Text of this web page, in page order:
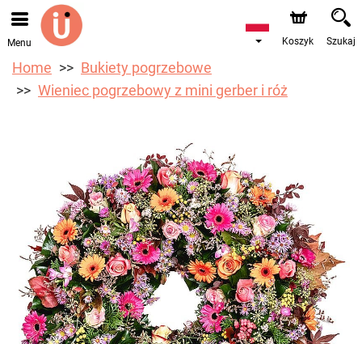
Przyjmujemy zamówienia za pośrednictwem naszego
sklepu internetowego. Najbliższy możliwy termin dostawy
to 10.08.2026 z powodu urlopu.
Menu Koszyk Szukaj
Home
Bukiety pogrzebowe
Wieniec pogrzebowy z mini gerber i róż